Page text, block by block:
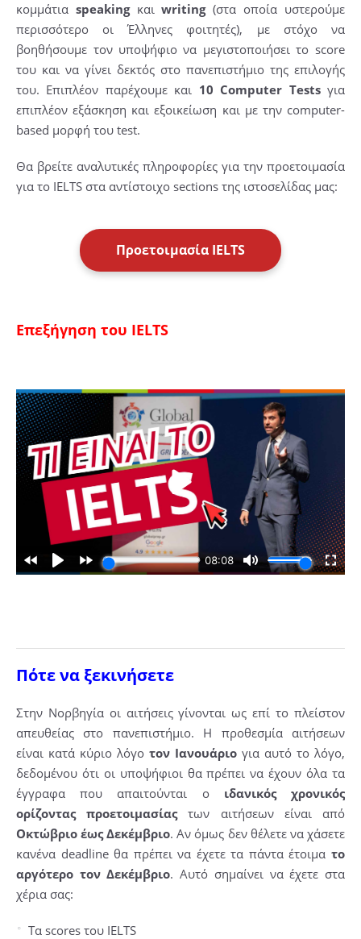
κομμάτια speakingκαιwriting(στα οποία υστερούμε
περισσότερο οι Έλληνες φοιτητές), με στόχο να
βοηθήσουμε τον υποψήφιο να μεγιστοποιήσει το score
του και να γίνει δεκτός στο πανεπιστήμιο της επιλογής
του. Επιπλέον παρέχουμε και 10 Computer Testsγια
επιπλέον εξάσκηση και εξοικείωση και με την computer-
based μορφή του test.
Θα βρείτε αναλυτικές πληροφορίες για την προετοιμασία
για το IELTS στα αντίστοιχο sections της ιστοσελίδας μας:
Προετοιμασία IELTS
Επεξήγηση του IELTS
Πότε να ξεκινήσετε
Στην Νορβηγία οι αιτήσεις γίνονται ως επί το πλείστον
απευθείας στο πανεπιστήμιο. Η προθεσμία αιτήσεων
είναι κατά κύριο λόγο τον Ιανουάριο για αυτό το λόγο,
δεδομένου ότι οι υποψήφιοι θα πρέπει να έχουν όλα τα
έγγραφα που απαιτούνται ο ιδανικός χρονικός
ορίζοντας προετοιμασίαςτων αιτήσεων είναι από
Οκτώβριο έως Δεκέμβριο. Αν όμως δεν θέλετε να χάσετε
κανένα deadline θα πρέπει να έχετε τα πάντα έτοιμα το
αργότερο τον Δεκέμβριο. Αυτό σημαίνει να έχετε στα
χέρια σας:
Τα scores του IELTS